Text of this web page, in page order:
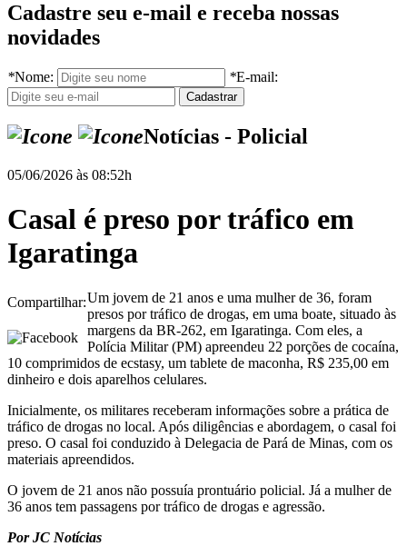
Cadastre seu e-mail e receba nossas
novidades
*Nome: *E-mail:
Notícias - Policial
05/06/2026 às 08:52h
Casal é preso por tráfico em
Igaratinga
Compartilhar:Um jovem de 21 anos e uma mulher de 36, foram
presos por tráfico de drogas, em uma boate, situado às
margens da BR-262, em Igaratinga. Com eles, a
Polícia Militar (PM) apreendeu 22 porções de cocaína,
10 comprimidos de ecstasy, um tablete de maconha, R$ 235,00 em
dinheiro e dois aparelhos celulares.
Inicialmente, os militares receberam informações sobre a prática de
tráfico de drogas no local. Após diligências e abordagem, o casal foi
preso. O casal foi conduzido à Delegacia de Pará de Minas, com os
materiais apreendidos.
O jovem de 21 anos não possuía prontuário policial. Já a mulher de
36 anos tem passagens por tráfico de drogas e agressão.
Por JC Notícias